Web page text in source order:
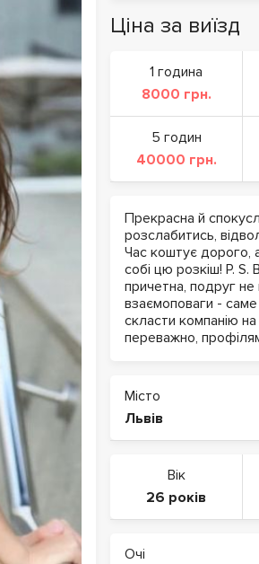
Ціна за виїзд
1 година
8000 грн.
5 годин
40000 грн.
Прекрасна й
розслабитись,
Час коштує дорого,
собі цю розкіш! P.
причетна, подруг
взаємоповаги -
скласти компанію
переважно,
Місто
Львів
Вік
26 років
Очі